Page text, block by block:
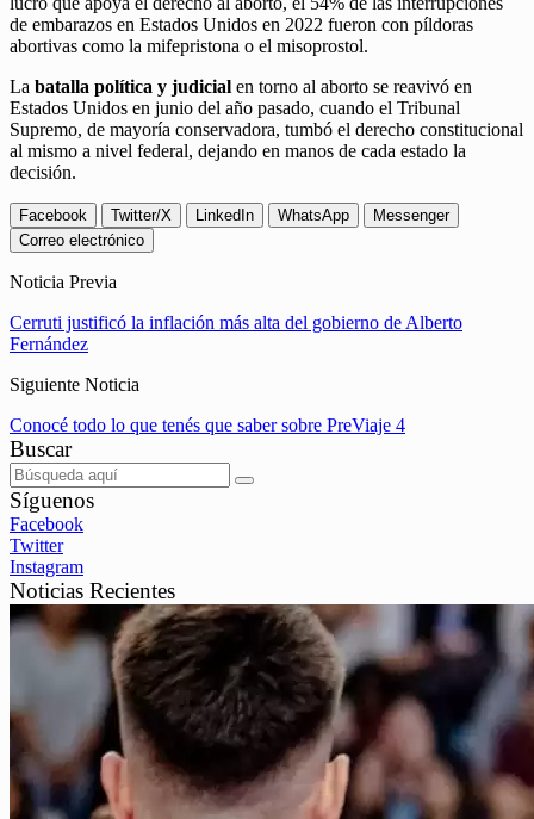
de embarazos en Estados Unidos en 2022 fueron con píldoras
abortivas como la mifepristona o el misoprostol.
La batalla política y judicial en torno al aborto se reavivó en
Estados Unidos en junio del año pasado, cuando el Tribunal
Supremo, de mayoría conservadora, tumbó el derecho constitucional
al mismo a nivel federal, dejando en manos de cada estado la
decisión.
Facebook Twitter/X LinkedIn WhatsApp
Messenger
Correo electrónico
Noticia Previa
Cerruti justificó la inflación más alta del gobierno de Alberto
Fernández
Siguiente Noticia
Conocé todo lo que tenés que saber sobre PreViaje 4
Buscar
Síguenos
Facebook
Twitter
Instagram
Noticias Recientes